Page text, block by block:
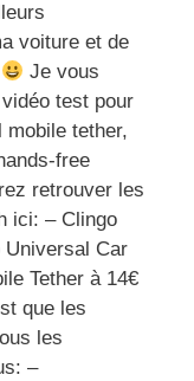
voiture et de
Je vous
test pour
mobile tether,
free
retrouver les
ici: – Clingo
Universal Car
Tether à 14€
que les
les
–